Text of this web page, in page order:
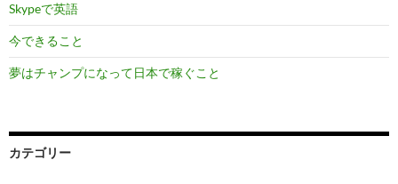
Skypeで英語
今できること
夢はチャンプになって日本で稼ぐこと
カテゴリー